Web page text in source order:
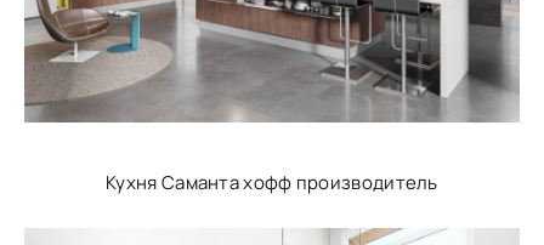
Кухня Саманта хофф производитель